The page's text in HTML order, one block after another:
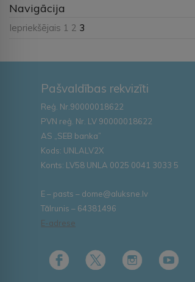
Navigācija
Iepriekšējais 1 2 3
Pašvaldības rekvizīti
Reģ. Nr.90000018622
PVN reģ. Nr. LV 90000018622
AS „SEB banka”
Kods: UNLALV2X
Konts: LV58 UNLA 0025 0041 3033 5
E – pasts – dome@aluksne.lv
Tālrunis – 64381496
E-adrese